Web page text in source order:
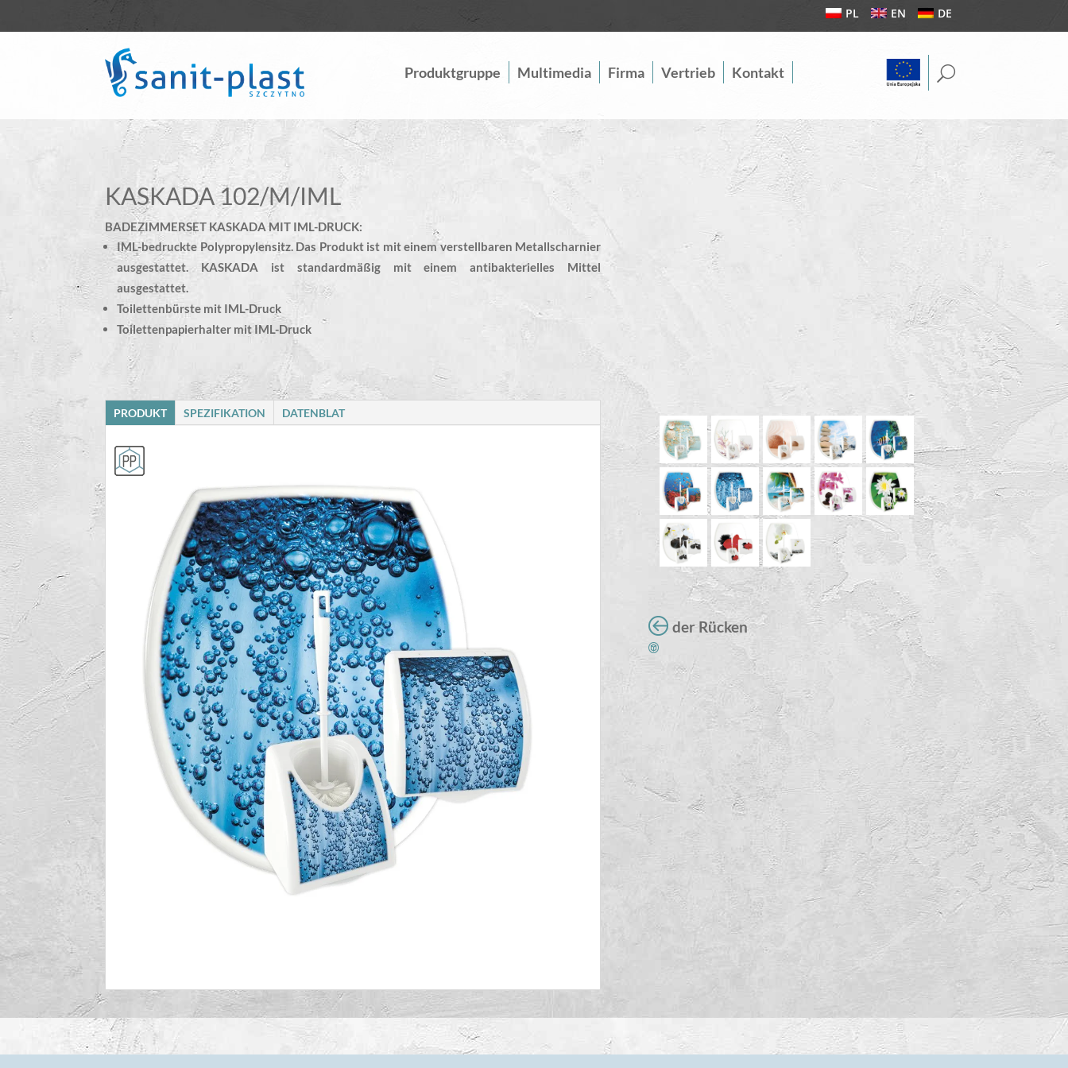
PL EN DE
Produktgruppe Multimedia Firma Vertrieb Kontakt U
KASKADA 102/M/IML
BADEZIMMERSET KASKADA MIT IML-DRUCK:
IML-bedruckte Polypropylensitz. Das Produkt ist mit einem verstellbaren Metallscharnier
ausgestattet. KASKADA ist standardmäßig mit einem antibakterielles Mittel
ausgestattet.
Toilettenbürste mit IML-Druck
Toilettenpapierhalter mit IML-Druck
PRODUKT SPEZIFIKATION DATENBLAT
der Rücken